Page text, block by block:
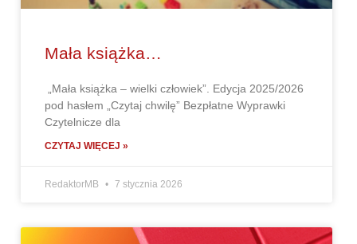
Mała książka…
„Mała książka – wielki człowiek”. Edycja 2025/2026
pod hasłem „Czytaj chwilę” Bezpłatne Wyprawki
Czytelnicze dla
CZYTAJ WIĘCEJ »
RedaktorMB 7 stycznia 2026